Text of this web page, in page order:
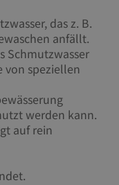
das z. B.
anfällt.
Schmutzwasser
von speziellen
werden kann.
auf rein